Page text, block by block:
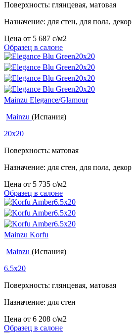
Поверхность: глянцевая, матовая
Назначение: для стен, для пола, декор
Цена от 5 687 c/м2
Образец в салоне
Mainzu Elegance/Glamour
Mainzu (Испания)
20x20
Поверхность: матовая
Назначение: для стен, для пола, декор
Цена от 5 735 c/м2
Образец в салоне
Mainzu Korfu
Mainzu (Испания)
6.5x20
Поверхность: глянцевая, матовая
Назначение: для стен
Цена от 6 208 c/м2
Образец в салоне